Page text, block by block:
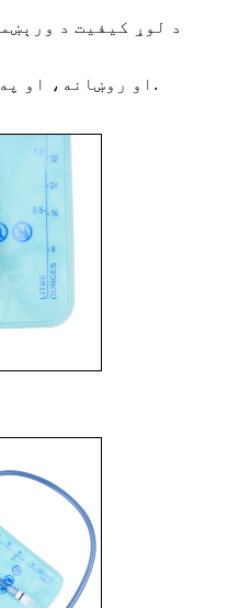
د لوړ کیفیت د
او روښانه، او په اسانۍ سره له منځه نه ځي.